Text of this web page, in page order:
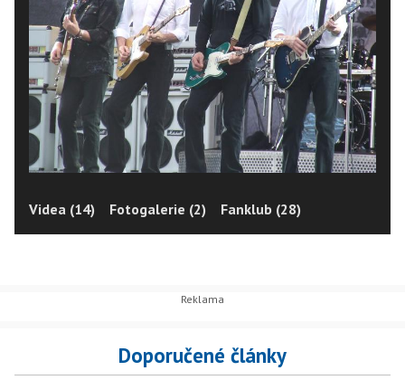
Videa (14) Fotogalerie (2) Fanklub (28)
Doporučené články